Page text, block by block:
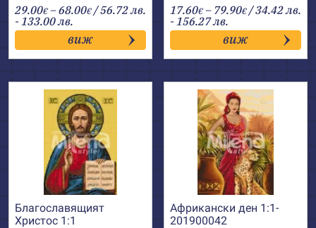
29.00€ –68.00€Price
range:
29.00€
through
68.00€
/ 56.72 лв.
- 133.00 лв.
виж
17.60€ – 79.90€Price
range:
17.60€
through
79.90€
/ 34.42 лв.
- 156.27 лв.
виж
Благославящият
Христос 1:1
Африкански ден 1:1-
201900042